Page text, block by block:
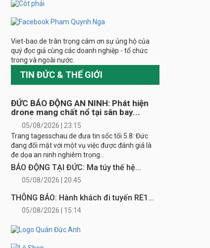
Viet-bao.de trân trọng cám ơn sự ủng hộ của
quý đọc giả cùng các doanh nghiệp - tổ chức
trong và ngoài nước.
TIN ĐỨC & THẾ GIỚI
ĐỨC BÁO ĐỘNG AN NINH: Phát hiện
drone mang chất nổ tại sân bay...
05/08/2026 | 23:15
Trang tagesschau.de đưa tin sốc tối 5.8: Đức
đang đối mặt với một vụ việc được đánh giá là
đe dọa an ninh nghiêm trọng...
BÁO ĐỘNG TẠI ĐỨC: Ma túy thế hệ...
05/08/2026 | 20:45
THÔNG BÁO: Hành khách đi tuyến RE1...
05/08/2026 | 15:14